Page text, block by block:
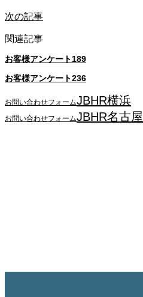
次の記事
関連記事
お客様アンケート189
お客様アンケート236
お問い合わせフォームJBHR横浜
お問い合わせフォームJBHR名古屋